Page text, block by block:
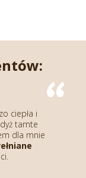
ciepła i
tamte
dla mnie